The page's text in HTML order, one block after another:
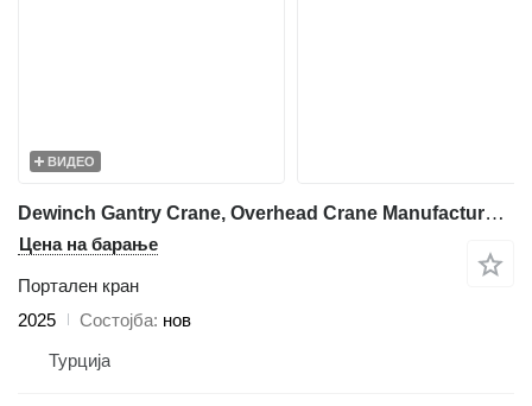
ВИДЕО
Dewinch Gantry Crane, Overhead Crane Manufacturer, Double Beam Cranes
Цена на барање
Портален кран
2025
Состојба нов
Турција